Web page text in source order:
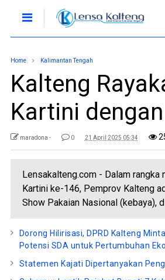
Home Kalimantan Tengah
Kalteng
Kartini
maradona - 0 21 April 2025 05:34
Lensakalteng.com - Dalam rangka
Kartini ke-146, Pemprov Kalteng
Show Pakaian Nasional (kebaya),
Dorong Hilirisasi, DPRD Kalteng
Potensi SDA untuk Pertumbuhan
Statemen Kajati Dipertanyakan